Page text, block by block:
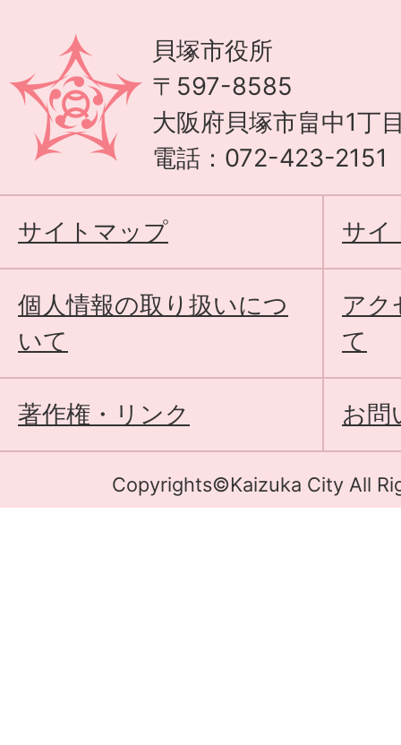
貝塚市役所
〒597-8585
大阪府貝塚市畠中1丁
電話：072-423-2151
サイトマップ サイ
個人情報の取り扱いにつ
いて
アク
て
著作権・リンク お問
Copyrights©Kaizuka City All